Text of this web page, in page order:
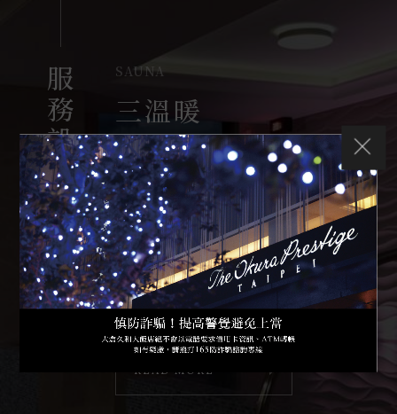
Swimming Pool
游泳池
悠游其中全面釋放壓力，重新注入充
沛元氣，回復完美狀態。人與水的關
係密切，水為生命之源，大倉健身俱
樂部以「Aqua」水感為整體概念，設
置寬敞頂樓露天溫水游泳池，讓您以
水滋潤心靈，放鬆精神，讓身心與生
活回復平衡和諧。
服務設施 SAUNA
三溫暖
大倉健身俱樂部以「Aqua」水感為整
體概念，擁有寬敞的頂級紓壓水療空
間，設有男女賓分開之冷熱水池、蒸
氣室、烤箱、梳妝室、休息區，讓您
享受充分的放鬆與休息。
READ MORE
服務設施 Fitness Gym
健身房
擁有心肺與重量訓練區，提供設備先
進的義大利品牌Technogym健身器
材，喚醒身心靈平衡能量。健身區擁
有完善先進的Techogym健身設備，
並率先引進 Kinesis Stations全新六
款健身系列，提供會員前所未有的全
新健身體驗，另有專業體適能教練提
服務設施